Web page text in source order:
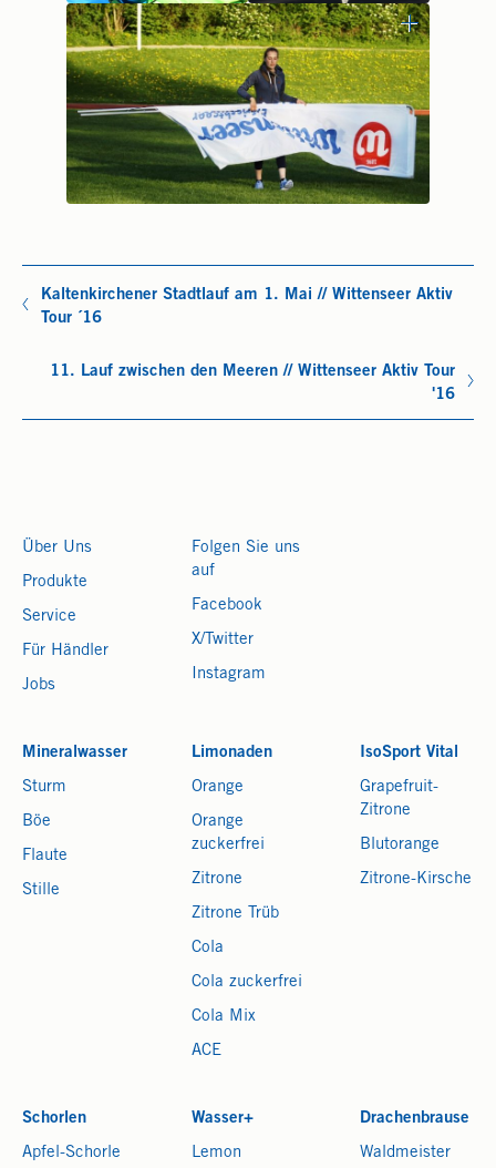
Kaltenkirchener Stadtlauf am 1. Mai // Wittenseer Aktiv
Tour ´16
11. Lauf zwischen den Meeren // Wittenseer Aktiv Tour
'16
Mineralwasser
Sturm
Böe
Flaute
Stille
Limonaden
Orange
Orange
zuckerfrei
Zitrone
Zitrone Trüb
Cola
Cola zuckerfrei
Cola Mix
ACE
IsoSport Vital
Grapefruit-
Zitrone
Blutorange
Zitrone-Kirsche
Schorlen
Apfel-Schorle
Wasser+
Lemon
Drachenbrause
Waldmeister
Über Uns
Produkte
Service
Für Händler
Jobs
Folgen Sie uns
auf
Facebook
X/Twitter
Instagram